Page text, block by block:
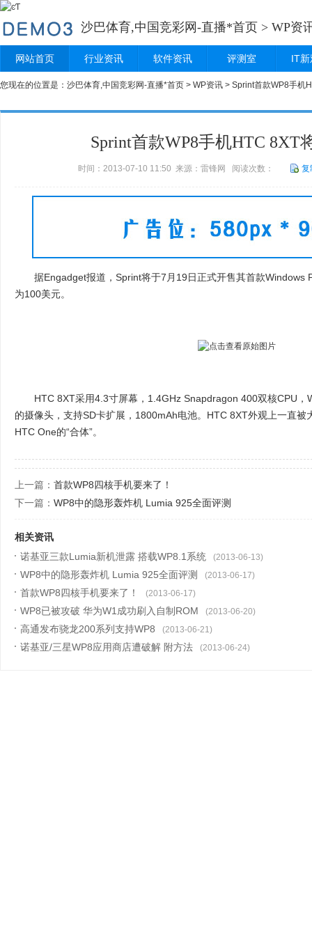
沙巴体育,中国竞彩网-直播*首页 > WP资
网站首页 行业资讯 软件资讯 评测室 IT
您现在的位置是： 沙巴体育,中国竞彩网-直播*首页 > WP资讯 > Sprint首款WP8手机
Sprint首款WP8手机HTC 8XT
时间：2013-07-10 11:50 来源：雷锋网 阅读次数： 复
据Engadget报道，Sprint将于7月19日正式开售其首款Windows
为100美元。
HTC 8XT采用4.3寸屏幕，1.4GHz Snapdragon 400双核CPU，
的摄像头，支持SD卡扩展，1800mAh电池。HTC 8XT外观上一直被
HTC One的“合体”。
上一篇： 首款WP8四核手机要来了！
下一篇： WP8中的隐形轰炸机 Lumia 925全面评测
相关资讯
诺基亚三款Lumia新机泄露 搭载WP8.1系统
(2013-06-13)
WP8中的隐形轰炸机 Lumia 925全面评测 (2013-06-17)
首款WP8四核手机要来了！ (2013-06-17)
WP8已被攻破 华为W1成功刷入自制ROM (2013-06-20)
高通发布骁龙200系列支持WP8 (2013-06-21)
诺基亚/三星WP8应用商店遭破解 附方法 (2013-06-24)